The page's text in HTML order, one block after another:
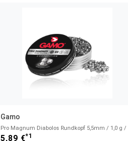
Gamo
5,89 €*1